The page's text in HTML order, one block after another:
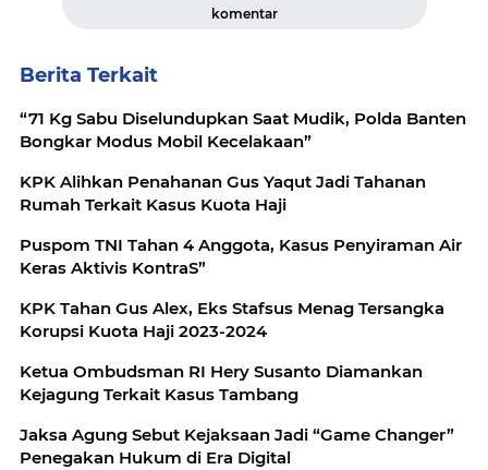
komentar
Berita Terkait
“71 Kg Sabu Diselundupkan Saat Mudik, Polda Banten
Bongkar Modus Mobil Kecelakaan”
KPK Alihkan Penahanan Gus Yaqut Jadi Tahanan
Rumah Terkait Kasus Kuota Haji
Puspom TNI Tahan 4 Anggota, Kasus Penyiraman Air
Keras Aktivis KontraS”
KPK Tahan Gus Alex, Eks Stafsus Menag Tersangka
Korupsi Kuota Haji 2023-2024
Ketua Ombudsman RI Hery Susanto Diamankan
Kejagung Terkait Kasus Tambang
Jaksa Agung Sebut Kejaksaan Jadi “Game Changer”
Penegakan Hukum di Era Digital